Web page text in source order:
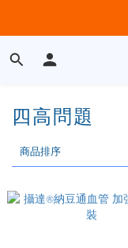
四高問題
商品排序